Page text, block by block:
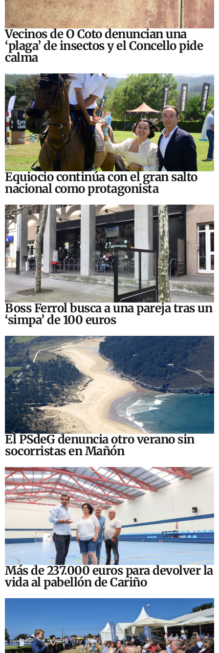
Vecinos de O Coto denuncian una
‘plaga’ de insectos y el Concello pide
calma
Equiocio continúa con el gran salto
nacional como protagonista
Boss Ferrol busca a una pareja tras un
‘simpa’ de 100 euros
El PSdeG denuncia otro verano sin
socorristas en Mañón
Más de 237.000 euros para devolver la
vida al pabellón de Cariño